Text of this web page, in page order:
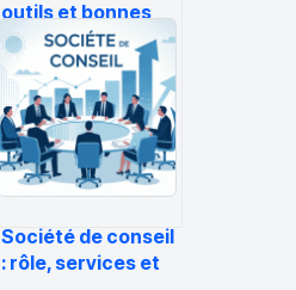
outils et bonnes
pratiques autour
de ce terme
Société de conseil
: rôle, services et